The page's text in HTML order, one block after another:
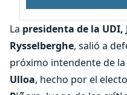
La presidenta de la UDI,
Rysselberghe, salió a
próximo intendente de la
Ulloa, hecho por el